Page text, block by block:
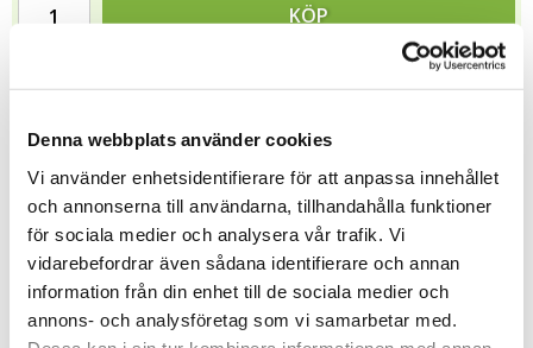
Denna webbplats använder cookies
Vi använder enhetsidentifierare för att anpassa innehållet
och annonserna till användarna, tillhandahålla funktioner
för sociala medier och analysera vår trafik. Vi
vidarebefordrar även sådana identifierare och annan
information från din enhet till de sociala medier och
annons- och analysföretag som vi samarbetar med.
KÖP
12014
Tipsa
Upptäck mer
Presenter till Barnet
Julklappar till Barnen